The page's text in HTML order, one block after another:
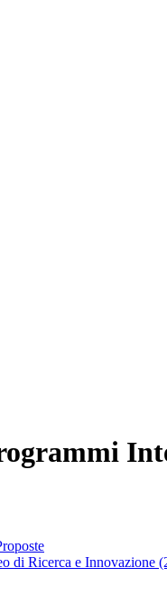
di Ricerca e Innovazione